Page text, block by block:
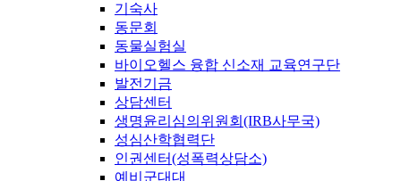
기숙사
동문회
동물실험실
바이오헬스 융합 신소재 교육연구단
발전기금
상담센터
생명윤리심의위원회(IRB사무국)
성심산학협력단
인권센터(성폭력상담소)
예비군대대